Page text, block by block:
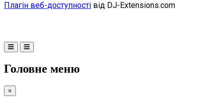
Плагін веб-доступності від DJ-Extensions.com
Головне меню
×